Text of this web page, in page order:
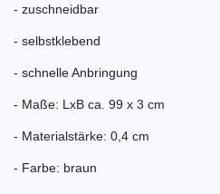
- zuschneidbar
- selbstklebend
- schnelle Anbringung
- Maße: LxB ca. 99 x 3 cm
- Materialstärke: 0,4 cm
- Farbe: braun